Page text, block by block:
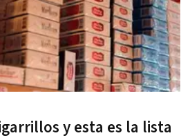
y esta es la lista